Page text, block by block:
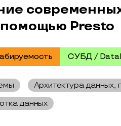
помощью Presto
СУБД /
Архитектура данных,
данных